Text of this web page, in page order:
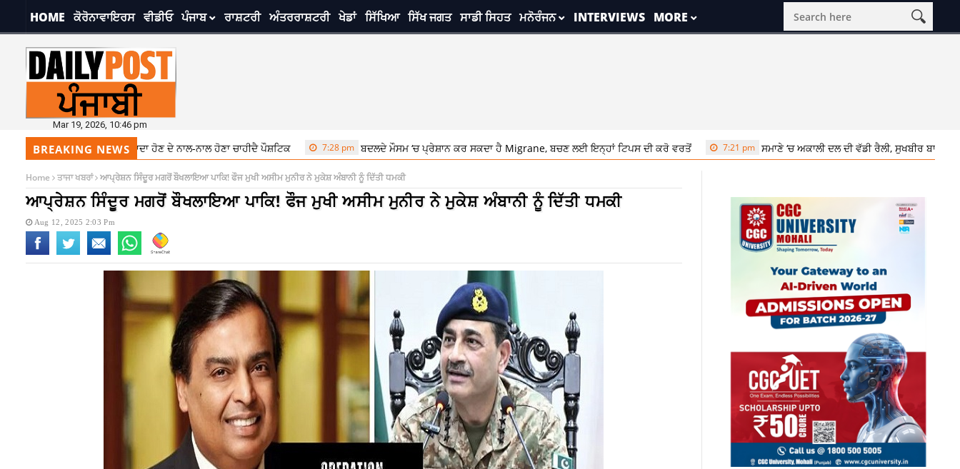
HOME ਕੋਰੋਨਾਵਾਇਰਸ ਵੀਡੀਓ ਪੰਜਾਬ ਰਾਸ਼ਟਰੀ ਅੰਤਰਰਾਸ਼ਟਰੀ ਖੇਡਾਂ ਸਿੱਖਿਆ ਸਿੱਖ ਜਗਤ ਸਾਡੀ ਸਿਹਤ ਮਨੋਰੰਜਨ INTERVIEWS MORE
Mar 19, 2026, 10:46 pm
BREAKING NEWS
ਦਾ ਧਿਆਨ, ਖਾਣਾ ਸਾਦਾ ਹੋਣ ਦੇ ਨਾਲ-ਨਾਲ ਹੋਣਾ ਚਾਹੀਦੈ ਪੌਸ਼ਟਿਕ 7:28 pm ਬਦਲਦੇ ਮੌਸਮ ‘ਚ ਪ੍ਰੇਸ਼ਾਨ ਕਰ ਸਕਦਾ ਹੈ Migrane, ਬਚਣ ਲਈ ਇਨ੍ਹਾਂ ਟਿਪਸ ਦੀ ਕਰੋ ਵਰਤੋਂ 7:21 pm ਸਮਾਣੇ ‘ਚ ਅਕਾਲੀ ਦਲ ਦੀ ਵੱਡੀ ਰੈਲੀ, ਸੁਖਬੀਰ ਬਾਦਲ ਨੇ ਬੇਅਦਬੀ
Home ਤਾਜਾ ਖਬਰਾਂ ਆਪ੍ਰੇਸ਼ਨ ਸਿੰਦੂਰ ਮਗਰੋਂ ਬੌਖਲਾਇਆ ਪਾਕਿ! ਫੌਜ ਮੁਖੀ ਅਸੀਮ ਮੁਨੀਰ ਨੇ ਮੁਕੇਸ਼ ਅੰਬਾਨੀ ਨੂੰ ਦਿੱਤੀ ਧਮਕੀ
ਆਪ੍ਰੇਸ਼ਨ ਸਿੰਦੂਰ ਮਗਰੋਂ ਬੌਖਲਾਇਆ ਪਾਕਿ! ਫੌਜ ਮੁਖੀ ਅਸੀਮ ਮੁਨੀਰ ਨੇ ਮੁਕੇਸ਼ ਅੰਬਾਨੀ ਨੂੰ ਦਿੱਤੀ ਧਮਕੀ
Aug 12, 2025 2:03 Pm